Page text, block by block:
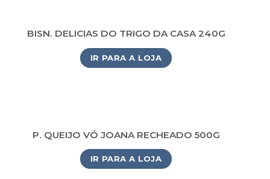
BISN. DELICIAS DO TRIGO DA CASA 240G
IR PARA A LOJA
P. QUEIJO VÓ JOANA RECHEADO 500G
IR PARA A LOJA